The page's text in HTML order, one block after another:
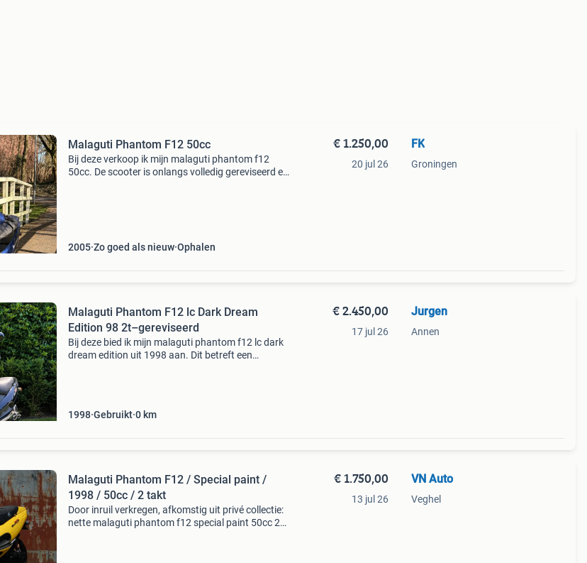
Malaguti Phantom F12 50cc
Bij deze verkoop ik mijn malaguti phantom f12
50cc. De scooter is onlangs volledig gereviseerd en
2005 Zo goed als nieuw Ophalen
€ 1.250,00
20 jul 26
FK
Groningen
Malaguti Phantom F12 lc Dark Dream
Edition 98 2t–gereviseerd
Bij deze bied ik mijn malaguti phantom f12 lc dark
dream edition uit 1998 aan. Dit betreft een
1998 Gebruikt 0 km
€ 2.450,00
17 jul 26
Jurgen
Annen
Malaguti Phantom F12 / Special paint /
1998 / 50cc / 2 takt
Door inruil verkregen, afkomstig uit privé collectie:
nette malaguti phantom f12 special paint 50cc 2
€ 1.750,00
13 jul 26
VN Auto
Veghel